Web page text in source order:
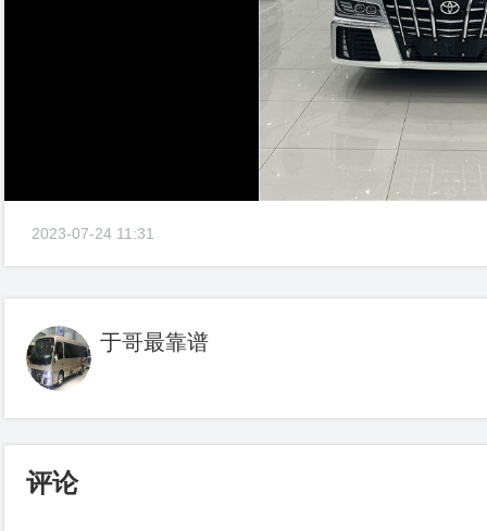
2023-07-24 11:31
于哥最靠谱
评论